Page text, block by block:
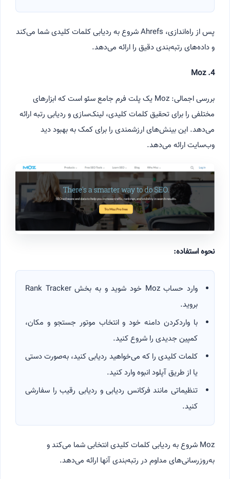
پس از راه‌اندازی، Ahrefs شروع به ردیابی کلمات کلیدی شما می‌کند
و داده‌های رتبه‌بندی دقیق را ارائه می‌دهد.
4. Moz
بررسی اجمالی: Moz یک پلت فرم جامع سئو است که ابزارهای
مختلفی را برای تحقیق کلمات کلیدی، لینک‌سازی و ردیابی رتبه ارائه
می‌دهد. این بینش‌های ارزشمندی را برای کمک به بهبود دید
وب‌سایت ارائه می‌دهد.
نحوه استفاده:
وارد حساب Moz خود شوید و به بخش Rank Tracker
بروید.
با واردکردن دامنه خود و انتخاب موتور جستجو و مکان،
کمپین جدیدی را شروع کنید.
کلمات کلیدی را که می‌خواهید ردیابی کنید، به‌صورت دستی
یا از طریق آپلود انبوه وارد کنید.
تنظیماتی مانند فرکانس ردیابی و ردیابی رقیب را سفارشی
کنید.
Moz شروع به ردیابی کلمات کلیدی انتخابی شما می‌کند و
به‌روزرسانی‌های مداوم در رتبه‌بندی آنها ارائه می‌دهد.